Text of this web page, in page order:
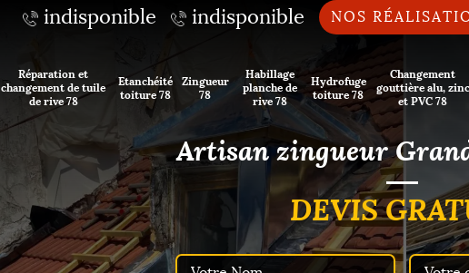
indisponible indisponible NOS
Réparation et
changement de tuile
de rive 78
Etanchéité
toiture 78
Zingueur
78
Habillage
planche de
rive 78
Hydrofuge
toiture 78
Changement
gouttière alu, zinc
et PVC 78
Artisan zingueur
DEVIS